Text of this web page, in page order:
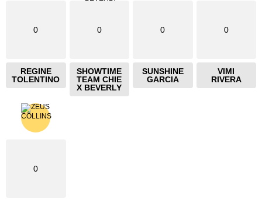
0
REGINE
TOLENTINO
0
SHOWTIME
TEAM CHIE
X BEVERLY
0
SUNSHINE
GARCIA
0
VIMI
RIVERA
0